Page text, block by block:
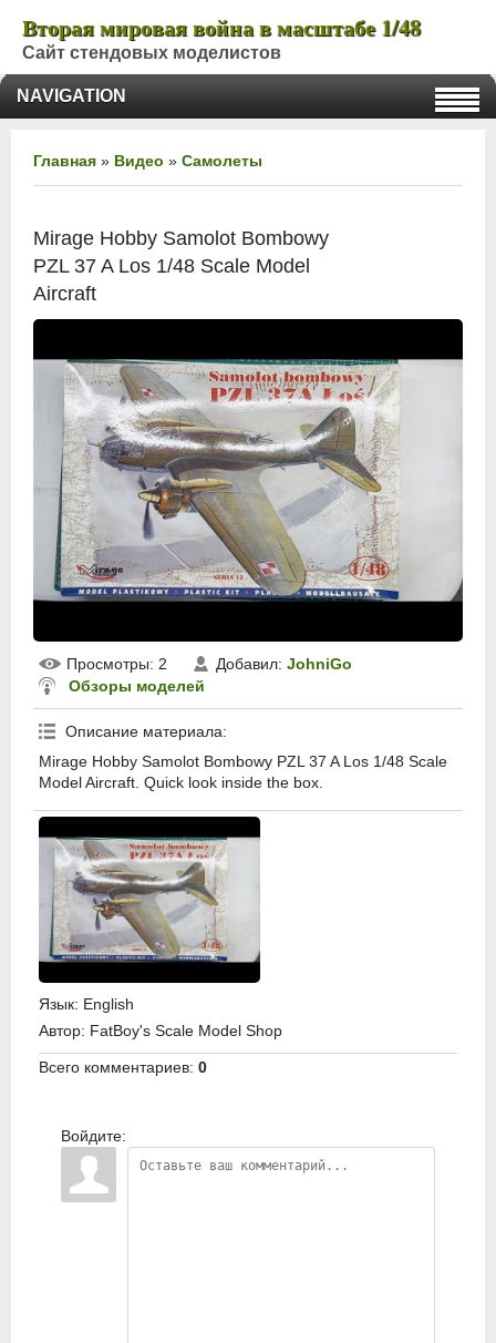
Вторая мировая война в масштабе 1/48
Сайт стендовых моделистов
NAVIGATION
Главная » Видео » Самолеты
Mirage Hobby Samolot Bombowy
PZL 37 A Los 1/48 Scale Model
Aircraft
Просмотры: 2 Добавил: JohniGo
Обзоры моделей
Описание материала:
Mirage Hobby Samolot Bombowy PZL 37 A Los 1/48 Scale
Model Aircraft. Quick look inside the box.
Язык: English
Автор: FatBoy's Scale Model Shop
Всего комментариев: 0
Войдите: